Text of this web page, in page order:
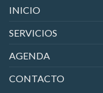
INICIO
SERVICIOS
AGENDA
CONTACTO